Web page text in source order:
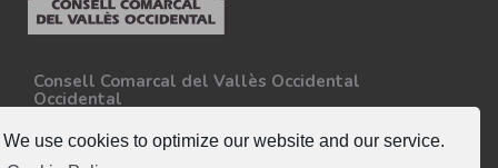
We use cookies to optimize our website and our service.
Consell Comarcal del Vallès Occidental
Occidental
08227 - Terrassa
Tel. 93 727 35 34